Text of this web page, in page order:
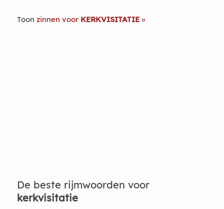
Toon zinnen voor KERKVISITATIE
De beste rijmwoorden voor
kerkvisitatie